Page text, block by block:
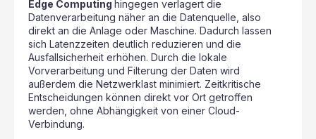
Edge Computing hingegen verlagert die
Datenverarbeitung näher an die Datenquelle, also
direkt an die Anlage oder Maschine. Dadurch lassen
sich Latenzzeiten deutlich reduzieren und die
Ausfallsicherheit erhöhen. Durch die lokale
Vorverarbeitung und Filterung der Daten wird
außerdem die Netzwerklast minimiert. Zeitkritische
Entscheidungen können direkt vor Ort getroffen
werden, ohne Abhängigkeit von einer Cloud-
Verbindung.